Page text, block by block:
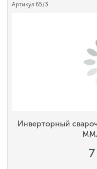
Артикул 65/3
Инверторный